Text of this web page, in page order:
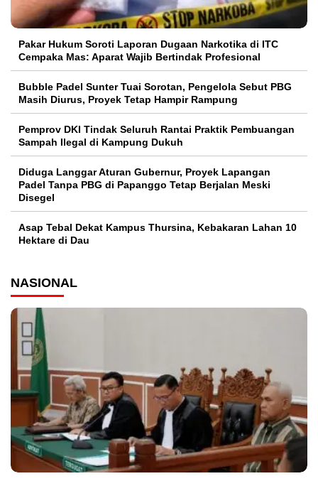
Pakar Hukum Soroti Laporan Dugaan Narkotika di ITC
Cempaka Mas: Aparat Wajib Bertindak Profesional
Bubble Padel Sunter Tuai Sorotan, Pengelola Sebut PBG
Masih Diurus, Proyek Tetap Hampir Rampung
Pemprov DKI Tindak Seluruh Rantai Praktik Pembuangan
Sampah Ilegal di Kampung Dukuh
Diduga Langgar Aturan Gubernur, Proyek Lapangan
Padel Tanpa PBG di Papanggo Tetap Berjalan Meski
Disegel
Asap Tebal Dekat Kampus Thursina, Kebakaran Lahan 10
Hektare di Dau
NASIONAL